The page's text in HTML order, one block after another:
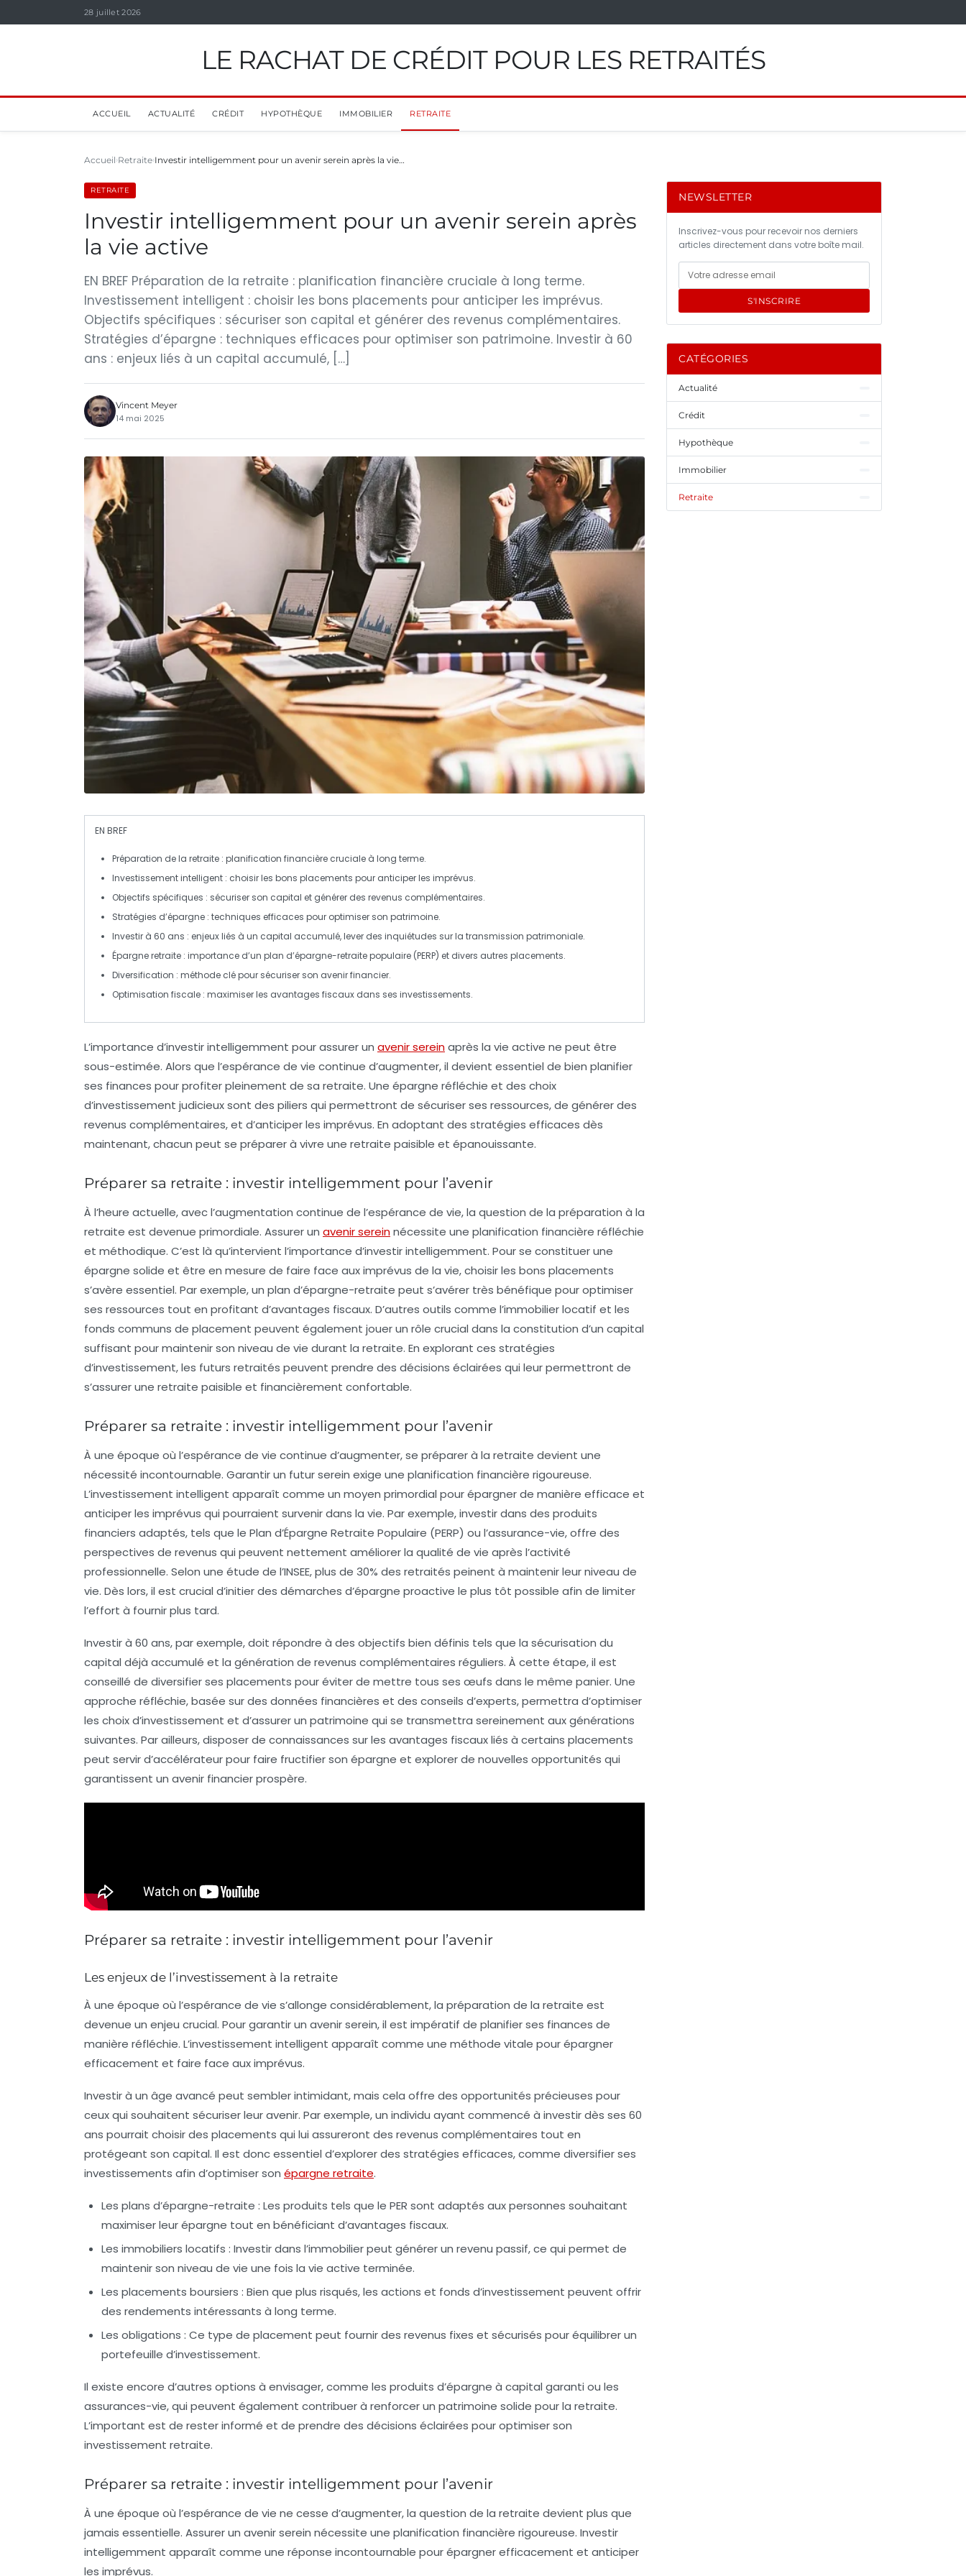
28 juillet 2026
LE RACHAT DE CRÉDIT POUR LES RETRAITÉS
ACCUEIL ACTUALITÉ CRÉDIT HYPOTHÈQUE IMMOBILIER RETRAITE
Accueil Retraite Investir intelligemment pour un avenir serein après la vie…
RETRAITE
Investir intelligemment pour un avenir serein après
la vie active
EN BREF Préparation de la retraite : planification financière cruciale à long terme.
Investissement intelligent : choisir les bons placements pour anticiper les imprévus.
Objectifs spécifiques : sécuriser son capital et générer des revenus complémentaires.
Stratégies d’épargne : techniques efficaces pour optimiser son patrimoine. Investir à 60
ans : enjeux liés à un capital accumulé, […]
Vincent Meyer
14 mai 2025
EN BREF
Préparation de la retraite : planification financière cruciale à long terme.
Investissement intelligent : choisir les bons placements pour anticiper les imprévus.
Objectifs spécifiques : sécuriser son capital et générer des revenus complémentaires.
Stratégies d’épargne : techniques efficaces pour optimiser son patrimoine.
Investir à 60 ans : enjeux liés à un capital accumulé, lever des inquiétudes sur la transmission patrimoniale.
Épargne retraite : importance d’un plan d’épargne-retraite populaire (PERP) et divers autres placements.
Diversification : méthode clé pour sécuriser son avenir financier.
Optimisation fiscale : maximiser les avantages fiscaux dans ses investissements.
L’importance d’investir intelligemment pour assurer un avenir sereinaprès la vie active ne peut être
sous-estimée. Alors que l’espérance de vie continue d’augmenter, il devient essentiel de bien planifier
ses finances pour profiter pleinement de sa retraite. Une épargne réfléchie et des choix
d’investissement judicieux sont des piliers qui permettront de sécuriser ses ressources, de générer des
revenus complémentaires, et d’anticiper les imprévus. En adoptant des stratégies efficaces dès
maintenant, chacun peut se préparer à vivre une retraite paisible et épanouissante.
Préparer sa retraite : investir intelligemment pour l’avenir
À l’heure actuelle, avec l’augmentation continue de l’espérance de vie, la question de la préparation à la
retraite est devenue primordiale. Assurer un avenir sereinnécessite une planification financière réfléchie
et méthodique. C’est là qu’intervient l’importance d’investir intelligemment. Pour se constituer une
épargne solide et être en mesure de faire face aux imprévus de la vie, choisir les bons placements
s’avère essentiel. Par exemple, un plan d’épargne-retraite peut s’avérer très bénéfique pour optimiser
ses ressources tout en profitant d’avantages fiscaux. D’autres outils comme l’immobilier locatif et les
fonds communs de placement peuvent également jouer un rôle crucial dans la constitution d’un capital
suffisant pour maintenir son niveau de vie durant la retraite. En explorant ces stratégies
d’investissement, les futurs retraités peuvent prendre des décisions éclairées qui leur permettront de
s’assurer une retraite paisible et financièrement confortable.
Préparer sa retraite : investir intelligemment pour l’avenir
À une époque où l’espérance de vie continue d’augmenter, se préparer à la retraite devient une
nécessité incontournable. Garantir un futur serein exige une planification financière rigoureuse.
L’investissement intelligent apparaît comme un moyen primordial pour épargner de manière efficace et
anticiper les imprévus qui pourraient survenir dans la vie. Par exemple, investir dans des produits
financiers adaptés, tels que le Plan d’Épargne Retraite Populaire (PERP) ou l’assurance-vie, offre des
perspectives de revenus qui peuvent nettement améliorer la qualité de vie après l’activité
professionnelle. Selon une étude de l’INSEE, plus de 30% des retraités peinent à maintenir leur niveau de
vie. Dès lors, il est crucial d’initier des démarches d’épargne proactive le plus tôt possible afin de limiter
l’effort à fournirplus tard.
Investir à 60 ans, par exemple, doit répondre à des objectifs bien définis tels que la sécurisation du
capital déjà accumulé et la génération de revenus complémentaires réguliers. À cette étape, il est
conseillé de diversifier ses placements pour éviter de mettre tous ses œufs dans le même panier. Une
approche réfléchie, basée sur des données financières et des conseils d’experts, permettra d’optimiser
les choix d’investissement et d’assurer un patrimoine qui se transmettra sereinement aux générations
suivantes. Par ailleurs, disposer de connaissances sur les avantages fiscauxliés à certains placements
peut servir d’accélérateur pour faire fructifier son épargne et explorer de nouvelles opportunités qui
garantissent un avenir financierprospère.
Préparer sa retraite : investir intelligemment pour l’avenir
Les enjeux de l’investissement à la retraite
À une époque où l’espérance de vie s’allonge considérablement, la préparation de la retraite est
devenue un enjeu crucial. Pour garantir un avenir serein, il est impératif de planifier ses finances de
manière réfléchie. L’investissement intelligent apparaît comme une méthode vitale pour épargner
efficacement et faire face aux imprévus.
Investir à un âge avancé peut sembler intimidant, mais cela offre des opportunités précieuses pour
ceux qui souhaitent sécuriser leur avenir. Par exemple, un individu ayant commencé à investir dès ses 60
ans pourrait choisir des placements qui lui assureront des revenus complémentaires tout en
protégeant son capital. Il est donc essentiel d’explorer des stratégies efficaces, comme diversifier ses
investissements afin d’optimiser son épargne retraite.
Les plans d’épargne-retraite : Les produits tels que le PER sont adaptés aux personnes souhaitant
maximiser leur épargne tout en bénéficiant d’avantages fiscaux.
Les immobiliers locatifs : Investir dans l’immobilier peut générer un revenu passif, ce qui permet de
maintenir son niveau de vie une fois la vie active terminée.
Les placements boursiers : Bien que plus risqués, les actions et fonds d’investissement peuvent offrir
des rendements intéressants à long terme.
Les obligations : Ce type de placement peut fournir des revenus fixes et sécurisés pour équilibrer un
portefeuille d’investissement.
Il existe encore d’autres options à envisager, comme les produits d’épargne à capital garanti ou les
assurances-vie, qui peuvent également contribuer à renforcer un patrimoine solide pour la retraite.
L’important est de rester informé et de prendre des décisions éclairées pour optimiser son
investissement retraite.
Préparer sa retraite : investir intelligemment pour l’avenir
À une époque où l’espérance de vie ne cesse d’augmenter,la question de la retraite devient plus que
jamais essentielle. Assurer un avenir serein nécessite une planification financière rigoureuse. Investir
intelligemment apparaît comme une réponse incontournable pourépargner efficacement et anticiper
les imprévus.
NEWSLETTER
Inscrivez-vous pour recevoir nos derniers
articles directement dans votre boîte mail.
S'INSCRIRE
CATÉGORIES
Actualité
Crédit
Hypothèque
Immobilier
Retraite